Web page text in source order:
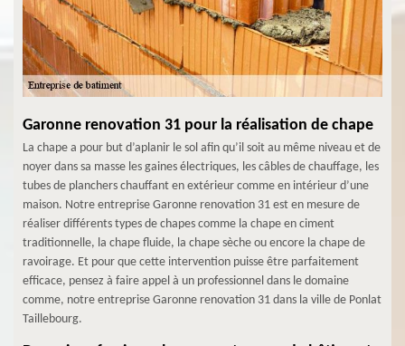
Garonne renovation 31 pour la réalisation de chape
La chape a pour but d’aplanir le sol afin qu’il soit au même niveau et de
noyer dans sa masse les gaines électriques, les câbles de chauffage, les
tubes de planchers chauffant en extérieur comme en intérieur d’une
maison. Notre entreprise Garonne renovation 31 est en mesure de
réaliser différents types de chapes comme la chape en ciment
traditionnelle, la chape fluide, la chape sèche ou encore la chape de
ravoirage. Et pour que cette intervention puisse être parfaitement
efficace, pensez à faire appel à un professionnel dans le domaine
comme, notre entreprise Garonne renovation 31 dans la ville de Ponlat
Taillebourg.